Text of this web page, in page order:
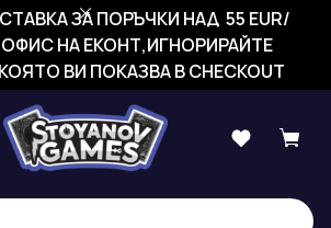
ЗА ПОРЪЧКИ НАД 55 EUR/
ОФИС НА ЕКОНТ,ИГНОРИРАЙТЕ
ВИ ПОКАЗВА В CHECKOUT